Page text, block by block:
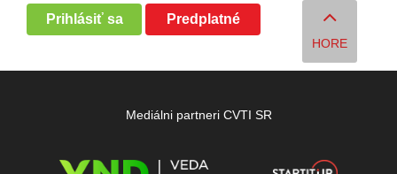
Prihlásiť sa Predplatné
HORE
Mediálni partneri CVTI SR